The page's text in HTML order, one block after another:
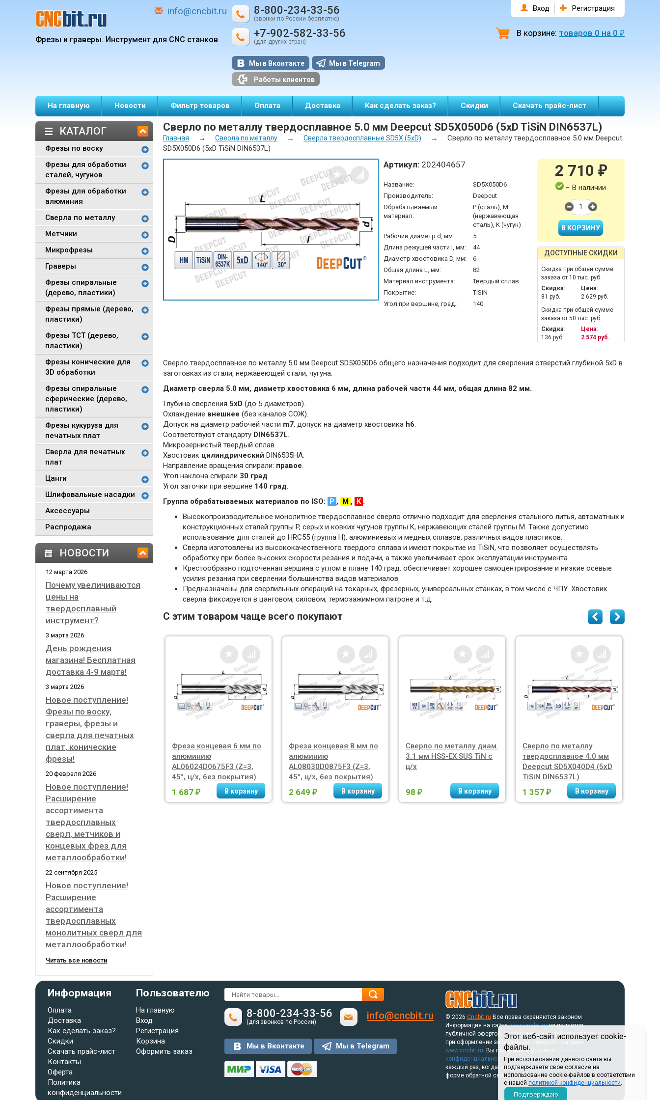
Этот веб-сайт использует cookie-
файлы.
При использовании данного сайта вы
подтверждаете свое согласие на
использование cookie-файлов в соответствии
с нашей политикой конфиденциальности.
Подтверждаю
info@cncbit.ru
Фрезы и граверы. Инструмент для CNC станков
8-800-234-33-56
(звонки по России бесплатно)
+7-902-582-33-56
(для других стран)
Мы в Вконтакте Мы в Telegram
Работы клиентов
Вход Регистрация
В корзине: товаров 0 на 0 ₽
На главную Новости Фильтр товаров Оплата Доставка Как сделать заказ? Скидки Скачать прайс-лист
КАТАЛОГ
Фрезы по воску
Фрезы для обработки
сталей, чугунов
Фрезы для обработки
алюминия
Сверла по металлу
Метчики
Микрофрезы
Граверы
Фрезы спиральные
(дерево, пластики)
Фрезы прямые (дерево,
пластики)
Фрезы TCT (дерево,
пластики)
Фрезы конические для
3D обработки
Фрезы спиральные
сферические (дерево,
пластики)
Фрезы кукуруза для
печатных плат
Сверла для печатных
плат
Цанги
Шлифовальные насадки
Аксессуары
Распродажа
НОВОСТИ
12 марта 2026
Почему увеличиваются
цены на
твердосплавный
инструмент?
3 марта 2026
День рождения
магазина! Бесплатная
доставка 4-9 марта!
3 марта 2026
Новое поступление!
Фрезы по воску,
граверы, фрезы и
сверла для печатных
плат, конические
фрезы!
20 февраля 2026
Новое поступление!
Расширение
ассортимента
твердосплавных
сверл, метчиков и
концевых фрез для
металлообработки!
22 сентября 2025
Новое поступление!
Расширение
ассортимента
твердосплавных
монолитных сверл для
металлообработки!
Читать все новости
Сверло по металлу твердосплавное 5.0 мм Deepcut SD5X050D6 (5xD TiSiN DIN6537L)
Главная → Сверла по металлу → Сверла твердосплавные SD5X (5xD) →
Сверло по металлу твердосплавное 5.0 мм Deepcut
SD5X050D6 (5xD TiSiN DIN6537L)
Артикул: 202404657
Название:
SD5X050D6
Производитель:
Deepcut
Обрабатываемый
материал:
P (сталь), M
(нержавеющая
сталь), K (чугун)
Рабочий диаметр d, мм:
5
Длина режущей части l, мм:
44
Диаметр хвостовика D, мм:
6
Общая длина L, мм:
82
Материал инструмента:
Твердый сплав
Покрытие:
TiSiN
Угол при вершине, град.:
140
2 710 ₽
− В наличии
ДОСТУПНЫЕ СКИДКИ
Скидка при общей сумме
заказа от 10 тыс. руб.
Скидка:
81 руб.
Цена:
2 629 руб.
Скидка при общей сумме
заказа от 50 тыс. руб.
Скидка:
136 руб.
Цена:
2 574 руб.
Сверло твердосплавное по металлу 5.0 мм Deepcut SD5X050D6 общего назначения подходит для сверления отверстий глубиной 5xD в
заготовках из стали, нержавеющей стали, чугуна.
Диаметр сверла 5.0 мм, диаметр хвостовика 6 мм, длина рабочей части 44 мм, общая длина 82 мм.
Глубина сверления 5xD (до 5 диаметров).
Охлаждение внешнее (без каналов СОЖ).
Допуск на диаметр рабочей части m7, допуск на диаметр хвостовика h6.
Соответствуют стандарту DIN6537L.
Микрозернистый твердый сплав.
Хвостовик цилиндрический DIN6535HA.
Направление вращения спирали: правое.
Угол наклона спирали 30 град.
Угол заточки при вершине 140 град.
Группа обрабатываемых материалов по ISO: P , M , K .
Высокопроизводительное монолитное твердосплавное сверло отлично подходит для сверления стального литья, автоматных и
конструкционных сталей группы P, серых и ковких чугунов группы K, нержавеющих сталей группы M. Также допустимо
использование для сталей до HRC55 (группа H), алюминиевых и медных сплавов, различных видов пластиков.
Свёрла изготовлены из высококачественного твердого сплава и имеют покрытие из TiSiN, что позволяет осуществлять
обработку при более высоких скорости резания и подачи, а также увеличивает срок эксплуатации инструмента.
Крестообразно подточенная вершина с углом в плане 140 град. обеспечивает хорошее самоцентрирование и низкие осевые
усилия резания при сверлении большинства видов материалов.
Предназначены для сверлильных операций на токарных, фрезерных, универсальных станках, в том числе с ЧПУ. Хвостовик
сверла фиксируется в цанговом, силовом, термозажимном патроне и т.д.
С этим товаром чаще всего покупают
Фреза концевая 6 мм по
алюминию
AL06024D0675F3 (Z=3,
45°, ц/х, без покрытия)
1 687 ₽
Фреза концевая 8 мм по
алюминию
AL08030D0875F3 (Z=3,
45°, ц/х, без покрытия)
2 649 ₽
Сверло по металлу диам.
3.1 мм HSS-EX SUS TiN с
ц/х
98 ₽
Сверло по металлу
твердосплавное 4.0 мм
Deepcut SD5X040D4 (5xD
TiSiN DIN6537L)
1 357 ₽
Информация
Оплата
Доставка
Как сделать заказ?
Скидки
Скачать прайс-лист
Контакты
Оферта
Политика
конфиденциальности
Пользователю
На главную
Вход
Регистрация
Корзина
Оформить заказ
8-800-234-33-56
(для звонков по России)
info@cncbit.ru
Мы в Вконтакте Мы в Telegram
© 2026 Cncbit.ru Все права охраняются законом
Информация на сайтеwww.cncbit.ruне является
публичной офертой. Указанные цены действуют только
при оформлении заказа через интернет- магазин
www.cncbit.ru. Вы принимаете условия
конфиденциальностиипользовательского соглашения
каждый раз, когда оставляете свои данные в любой
форме обратной связи на сайте.